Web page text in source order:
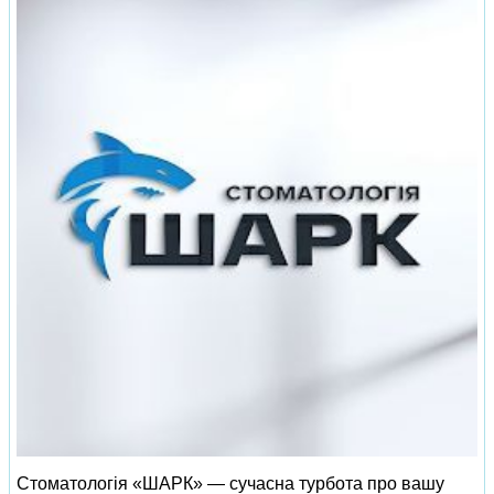
Стоматологія «ШАРК» — сучасна турбота про вашу